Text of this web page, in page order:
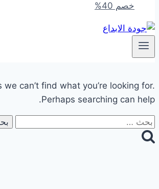
خصم 40%
we can’t find what you’re looking for.
Perhaps searching can help.
البحث
عن: